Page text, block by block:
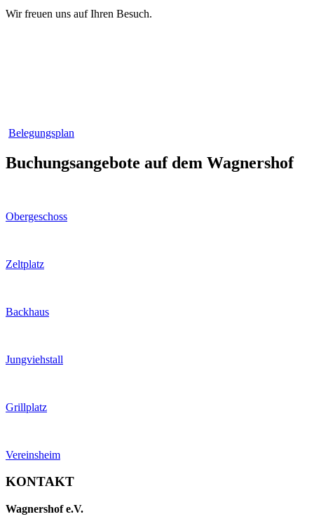
Wir freuen uns auf Ihren Besuch.
Belegungsplan
Buchungsangebote auf dem Wagnershof
Obergeschoss
Zeltplatz
Backhaus
Jungviehstall
Grillplatz
Vereinsheim
KONTAKT
Wagnershof e.V.